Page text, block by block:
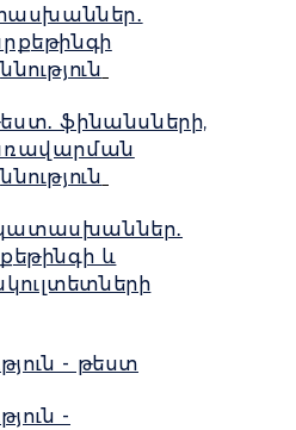
ֆինանսների,
և
- թեստ
-